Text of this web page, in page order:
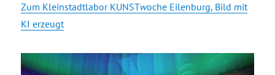
Zum Kleinstadtlabor KUNSTwoche Eilenburg, Bild mit
KI erzeugt